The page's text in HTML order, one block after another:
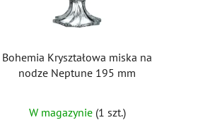
Bohemia Kryształowa miska na
nodze Neptune 195 mm
W magazynie (1 szt.)